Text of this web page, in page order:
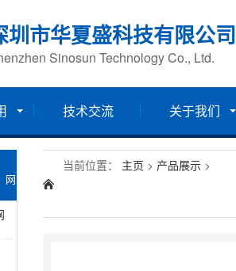
圳市华夏盛科技有限公司
Sinosun Technology Co., Ltd.
技术交流 关于我们
网
当前位置： 主页 > 产品展示 >